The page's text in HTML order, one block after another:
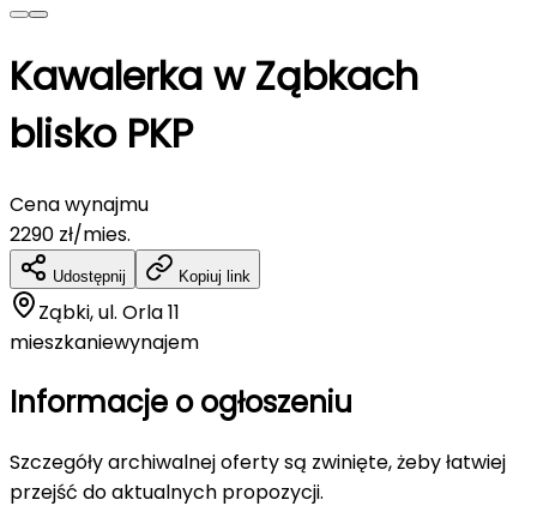
Kawalerka w Ząbkach
blisko PKP
Cena wynajmu
2290 zł/mies.
Udostępnij Kopiuj link
Ząbki, ul. Orla 11
mieszkaniewynajem
Informacje o ogłoszeniu
Szczegóły archiwalnej oferty są zwinięte, żeby łatwiej
przejść do aktualnych propozycji.